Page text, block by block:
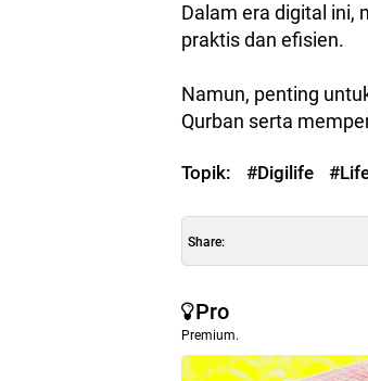
Dalam era digital ini,
praktis dan efisien.
Namun, penting
Qurban serta
Topik: #Digilife
Share:
Pro
Premium.